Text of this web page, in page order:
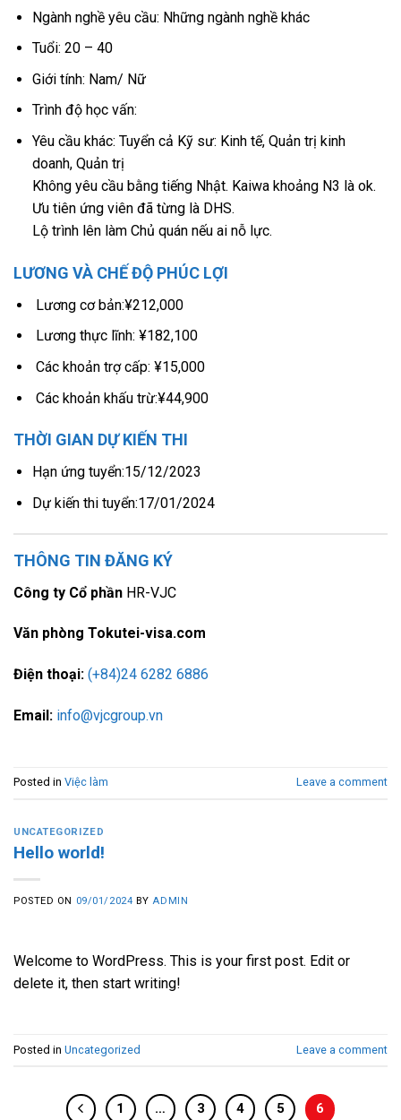
Ngành nghề yêu cầu: Những ngành nghề khác
Tuổi: 20 – 40
Giới tính: Nam/ Nữ
Trình độ học vấn:
Yêu cầu khác: Tuyển cả Kỹ sư: Kinh tế, Quản trị kinh
doanh, Quản trị
Không yêu cầu bằng tiếng Nhật. Kaiwa khoảng N3 là ok.
Ưu tiên ứng viên đã từng là DHS.
Lộ trình lên làm Chủ quán nếu ai nỗ lực.
LƯƠNG VÀ CHẾ ĐỘ PHÚC LỢI
Lương cơ bản:¥212,000
Lương thực lĩnh: ¥182,100
Các khoản trợ cấp: ¥15,000
Các khoản khấu trừ:¥44,900
THỜI GIAN DỰ KIẾN THI
Hạn ứng tuyển:15/12/2023
Dự kiến thi tuyển:17/01/2024
THÔNG TIN ĐĂNG KÝ
Công ty Cổ phần HR-VJC
Văn phòng Tokutei-visa.com
Điện thoại: (+84)24 6282 6886
Email: info@vjcgroup.vn
Posted in Việc làm Leave a comment
UNCATEGORIZED
Hello world!
POSTED ON 09/01/2024 BY ADMIN
Welcome to WordPress. This is your first post. Edit or
delete it, then start writing!
Posted in Uncategorized Leave a comment
1 … 3 4 5 6